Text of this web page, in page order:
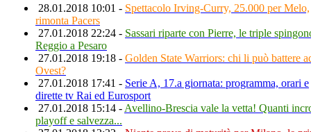
28.01.2018 10:01 - Spettacolo Irving-Curry, 25.000 per Melo,
rimonta Pacers
27.01.2018 22:24 - Sassari riparte con Pierre, le triple
Reggio a Pesaro
27.01.2018 19:18 - Golden State Warriors: chi li può battere
Ovest?
27.01.2018 17:41 - Serie A, 17.a giornata: programma, orari e
dirette tv Rai ed Eurosport
27.01.2018 15:14 - Avellino-Brescia vale la vetta! Quanti
playoff e salvezza...